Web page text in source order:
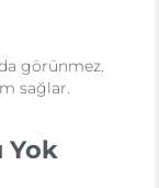
görünmez.
sağlar.
Yok